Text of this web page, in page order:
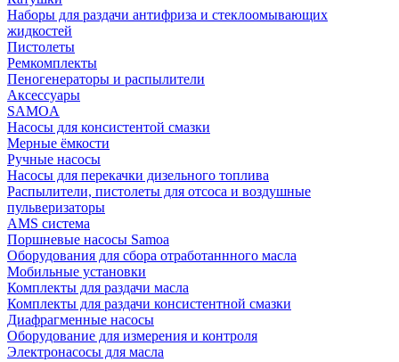
Наборы для раздачи антифриза и стеклоомывающих
жидкостей
Пистолеты
Ремкомплекты
Пеногенераторы и распылители
Аксессуары
SAMOA
Насосы для консистентой смазки
Мерные ёмкости
Ручные насосы
Насосы для перекачки дизельного топлива
Распылители, пистолеты для отсоса и воздушные
пульверизаторы
AMS система
Поршневые насосы Samoa
Оборудования для сбора отработаннного масла
Мобильные установки
Комплекты для раздачи масла
Комплекты для раздачи консистентной смазки
Диафрагменные насосы
Оборудование для измерения и контроля
Электронасосы для масла